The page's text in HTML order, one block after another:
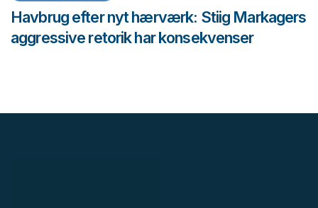
Havbrug efter nyt hærværk: Stiig Markagers
aggressive retorik har konsekvenser